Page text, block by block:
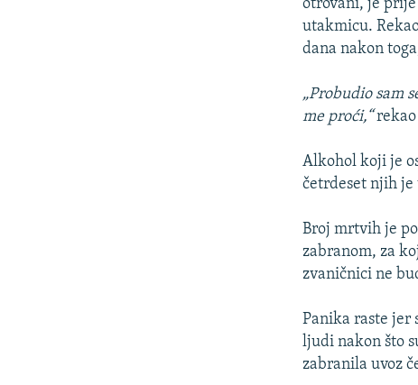
otrovani, je
utakmicu.
dana nakon
„Probudio sam
me proći,“rekao
Alkohol koji je
četrdeset njih je
Broj mrtvih je
zabranom, za
zvaničnici ne
Panika raste jer
ljudi nakon što
zabranila uvoz